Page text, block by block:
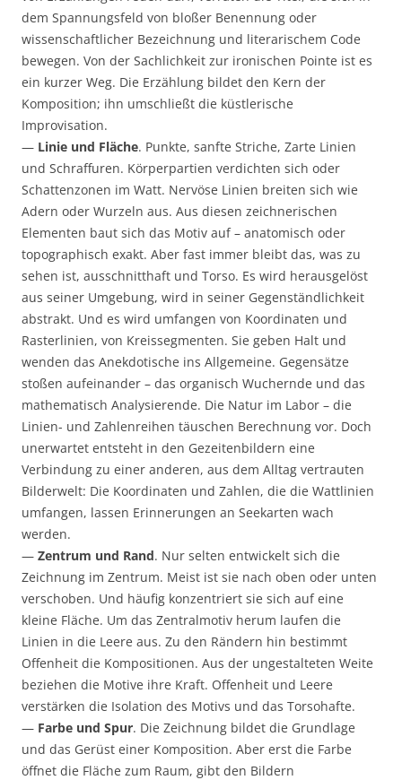
dem Spannungsfeld von bloßer Benennung oder
wissenschaftlicher Bezeichnung und literarischem Code
bewegen. Von der Sachlichkeit zur ironischen Pointe ist es
ein kurzer Weg. Die Erzählung bildet den Kern der
Komposition; ihn umschließt die küstlerische
Improvisation.
— Linie und Fläche. Punkte, sanfte Striche, Zarte Linien
und Schraffuren. Körperpartien verdichten sich oder
Schattenzonen im Watt. Nervöse Linien breiten sich wie
Adern oder Wurzeln aus. Aus diesen zeichnerischen
Elementen baut sich das Motiv auf – anatomisch oder
topographisch exakt. Aber fast immer bleibt das, was zu
sehen ist, ausschnitthaft und Torso. Es wird herausgelöst
aus seiner Umgebung, wird in seiner Gegenständlichkeit
abstrakt. Und es wird umfangen von Koordinaten und
Rasterlinien, von Kreissegmenten. Sie geben Halt und
wenden das Anekdotische ins Allgemeine. Gegensätze
stoßen aufeinander – das organisch Wuchernde und das
mathematisch Analysierende. Die Natur im Labor – die
Linien- und Zahlenreihen täuschen Berechnung vor. Doch
unerwartet entsteht in den Gezeitenbildern eine
Verbindung zu einer anderen, aus dem Alltag vertrauten
Bilderwelt: Die Koordinaten und Zahlen, die die Wattlinien
umfangen, lassen Erinnerungen an Seekarten wach
werden.
— Zentrum und Rand. Nur selten entwickelt sich die
Zeichnung im Zentrum. Meist ist sie nach oben oder unten
verschoben. Und häufig konzentriert sie sich auf eine
kleine Fläche. Um das Zentralmotiv herum laufen die
Linien in die Leere aus. Zu den Rändern hin bestimmt
Offenheit die Kompositionen. Aus der ungestalteten Weite
beziehen die Motive ihre Kraft. Offenheit und Leere
verstärken die Isolation des Motivs und das Torsohafte.
— Farbe und Spur. Die Zeichnung bildet die Grundlage
und das Gerüst einer Komposition. Aber erst die Farbe
öffnet die Fläche zum Raum, gibt den Bildern